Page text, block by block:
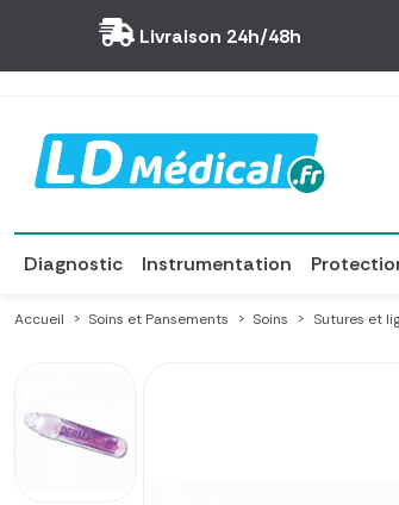
Livraison 24h/48h
Diagnostic Instrumentation
Accueil Soins et Pansements Soins Sutures et
Panneau de gestion des cookies